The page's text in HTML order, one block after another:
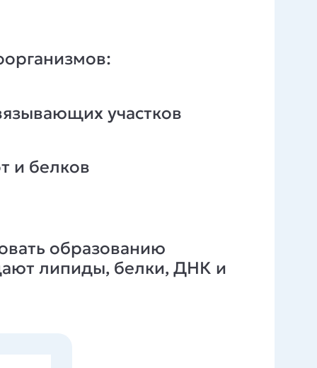
участков
и белков
образованию
липиды, белки, ДНК и